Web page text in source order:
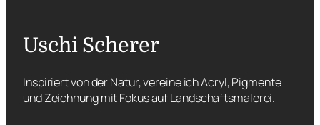
Uschi Scherer
Inspiriert von der Natur, vereine ich Acryl, Pigmente
und Zeichnung mit Fokus auf Landschaftsmalerei.